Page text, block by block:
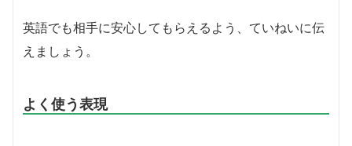
英語でも相手に安心してもらえるよう、ていねいに伝
えましょう。
よく使う表現